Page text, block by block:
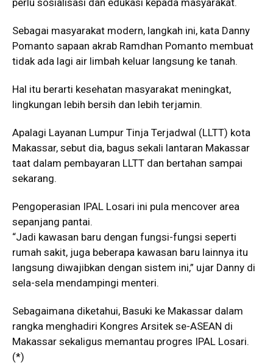
perlu sosialisasi dan edukasi kepada masyarakat.
Sebagai masyarakat modern, langkah ini, kata Danny
Pomanto sapaan akrab Ramdhan Pomanto membuat
tidak ada lagi air limbah keluar langsung ke tanah.
Hal itu berarti kesehatan masyarakat meningkat,
lingkungan lebih bersih dan lebih terjamin.
Apalagi Layanan Lumpur Tinja Terjadwal (LLTT) kota
Makassar, sebut dia, bagus sekali lantaran Makassar
taat dalam pembayaran LLTT dan bertahan sampai
sekarang.
Pengoperasian IPAL Losari ini pula mencover area
sepanjang pantai.
“Jadi kawasan baru dengan fungsi-fungsi seperti
rumah sakit, juga beberapa kawasan baru lainnya itu
langsung diwajibkan dengan sistem ini,” ujar Danny di
sela-sela mendampingi menteri.
Sebagaimana diketahui, Basuki ke Makassar dalam
rangka menghadiri Kongres Arsitek se-ASEAN di
Makassar sekaligus memantau progres IPAL Losari.
(*)